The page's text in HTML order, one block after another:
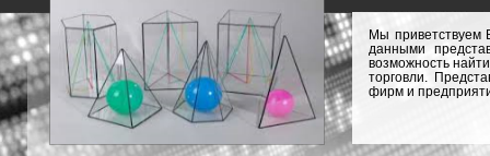
Мы приветствуем
данными
возможность
торговли.
фирм и